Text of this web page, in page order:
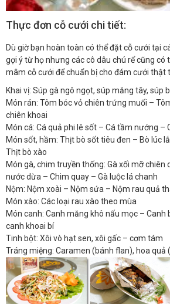
Thực đơn cỗ cưới chi tiết:
Dù giờ bạn hoàn toàn có thể đặt cỗ cưới tại
gợi ý từ họ nhưng các cô dâu chú rể cũng có
mâm cỗ cưới để chuẩn bị cho đám cưới thật
Khai vị: Súp gà ngô ngọt, súp măng tây, súp
Món rán: Tôm bóc vỏ chiên trứng muối –
chiên khoai
Món cá: Cá quả phi lê sốt – Cá tầm nướng –
Món sốt, hầm: Thịt bò sốt tiêu đen – Bò lúc
Thịt bò xào
Món gà, chim truyền thống: Gà xối mỡ chiên
nước dừa – Chim quay – Gà luộc lá chanh
Nộm: Nộm xoài – Nộm sứa – Nộm rau quả
Món xào: Các loại rau xào theo mùa
Món canh: Canh măng khô nấu mọc –
canh khoai bí
Tinh bột: Xôi vò hạt sen, xôi gấc – cơm tám
Tráng miệng: Caramen (bánh flan), hoa quả